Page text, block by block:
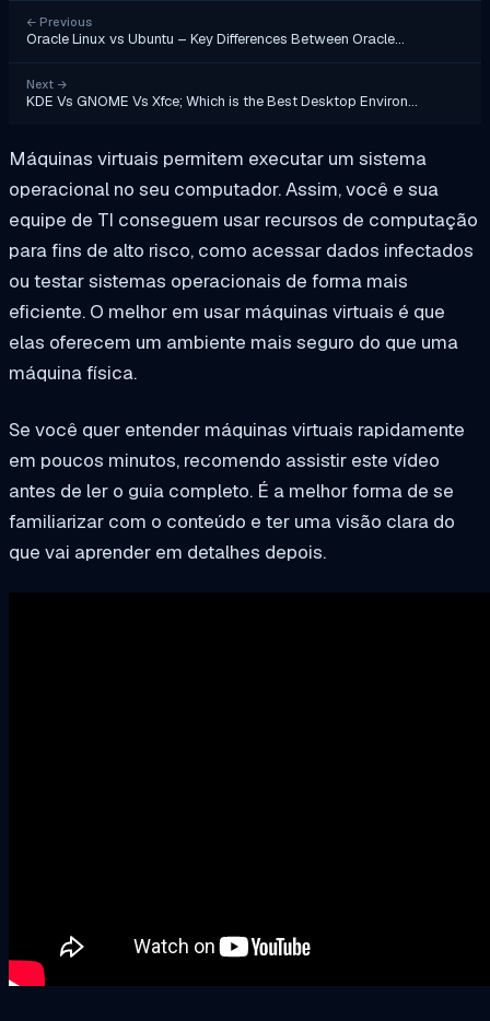
← Previous
Oracle Linux vs Ubuntu – Key Differences Between Oracle…
Next →
KDE Vs GNOME Vs Xfce; Which is the Best Desktop Environ…
Máquinas virtuais permitem executar um sistema
operacional no seu computador. Assim, você e sua
equipe de TI conseguem usar recursos de computação
para fins de alto risco, como acessar dados infectados
ou testar sistemas operacionais de forma mais
eficiente. O melhor em usar máquinas virtuais é que
elas oferecem um ambiente mais seguro do que uma
máquina física.
Se você quer entender máquinas virtuais rapidamente
em poucos minutos, recomendo assistir este vídeo
antes de ler o guia completo. É a melhor forma de se
familiarizar com o conteúdo e ter uma visão clara do
que vai aprender em detalhes depois.